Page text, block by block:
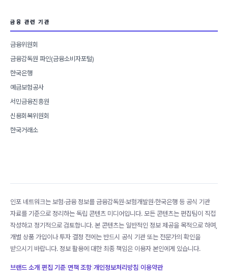
금융 관련 기관
금융위원회
금융감독원 파인(금융소비자포털)
한국은행
예금보험공사
서민금융진흥원
신용회복위원회
한국거래소
인포 네트워크는 보험·금융 정보를 금융감독원·보험개발원·한국은행 등 공식 기관
자료를 기준으로 정리하는 독립 콘텐츠 미디어입니다. 모든 콘텐츠는 편집팀이 직접
작성하고 정기적으로 검토합니다. 본 콘텐츠는 일반적인 정보 제공을 목적으로 하며,
개별 상품 가입이나 투자 결정 전에는 반드시 공식 기관 또는 전문가의 확인을
받으시기 바랍니다. 정보 활용에 대한 최종 책임은 이용자 본인에게 있습니다.
브랜드 소개 편집 기준 면책 조항 개인정보처리방침 이용약관